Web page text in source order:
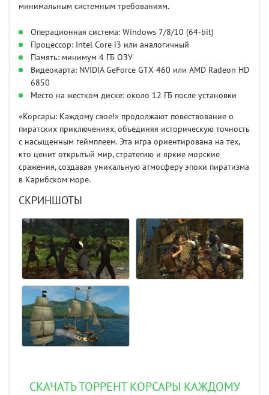
минимальным системным требованиям.
Операционная система: Windows 7/8/10 (64-bit)
Процессор: Intel Core i3 или аналогичный
Память: минимум 4 ГБ ОЗУ
Видеокарта: NVIDIA GeForce GTX 460 или AMD Radeon HD
6850
Место на жестком диске: около 12 ГБ после установки
«Корсары: Каждому свое!» продолжают повествование о
пиратских приключениях, объединяя историческую точность
с насыщенным геймплеем. Эта игра ориентирована на тех,
кто ценит открытый мир, стратегию и яркие морские
сражения, создавая уникальную атмосферу эпохи пиратизма
в Карибском море.
СКРИНШОТЫ
СКАЧАТЬ ТОРРЕНТ КОРСАРЫ КАЖДОМУ